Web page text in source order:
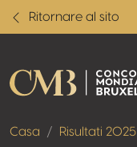
Ritornare al sito
Casa Risultati 2025